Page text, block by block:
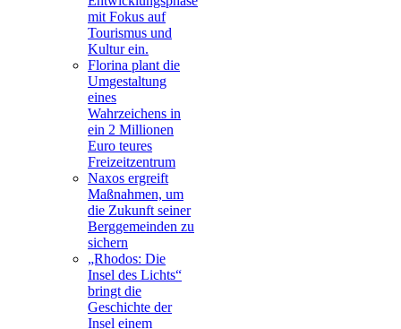
mit Fokus auf
Tourismus und
Kultur ein.
Florina plant die
Umgestaltung
eines
Wahrzeichens in
ein 2 Millionen
Euro teures
Freizeitzentrum
Naxos ergreift
Maßnahmen, um
die Zukunft seiner
Berggemeinden zu
sichern
„Rhodos: Die
Insel des Lichts“
bringt die
Geschichte der
Insel einem